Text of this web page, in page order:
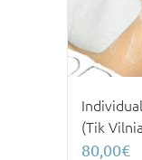
(Tik
80,00€